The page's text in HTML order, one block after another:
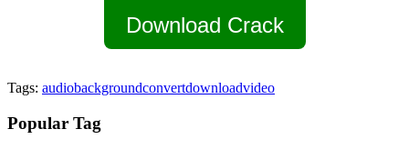
Download Crack
Tags: audiobackgroundconvertdownloadvideo
Popular Tag